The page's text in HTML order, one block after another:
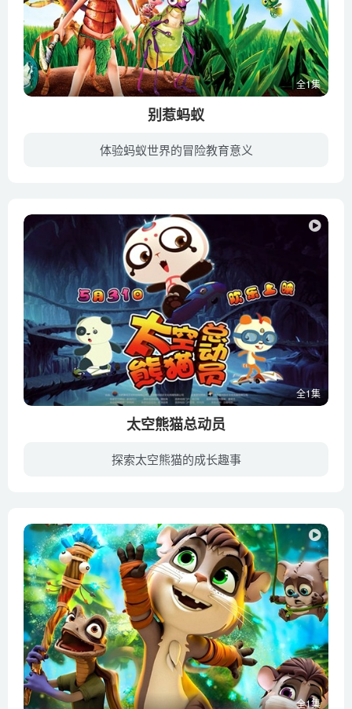
全1集
别惹蚂蚁
体验蚂蚁世界的冒险教育意义
全1集
太空熊猫总动员
探索太空熊猫的成长趣事
全1集